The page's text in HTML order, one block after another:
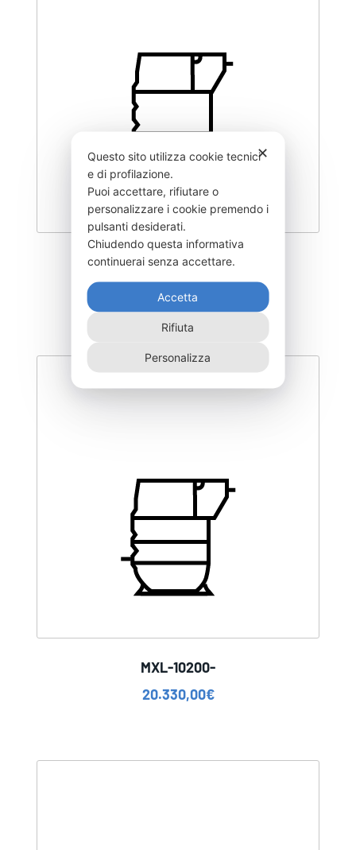
MXL-12400-
21.915,00
MXL-10200-
20.330,00€
✕
Questo sito utilizza cookie tecnici
e di profilazione.
Puoi accettare, rifiutare o
personalizzare i cookie premendo i
pulsanti desiderati.
Chiudendo questa informativa
continuerai senza accettare.
Accetta
Rifiuta
Personalizza